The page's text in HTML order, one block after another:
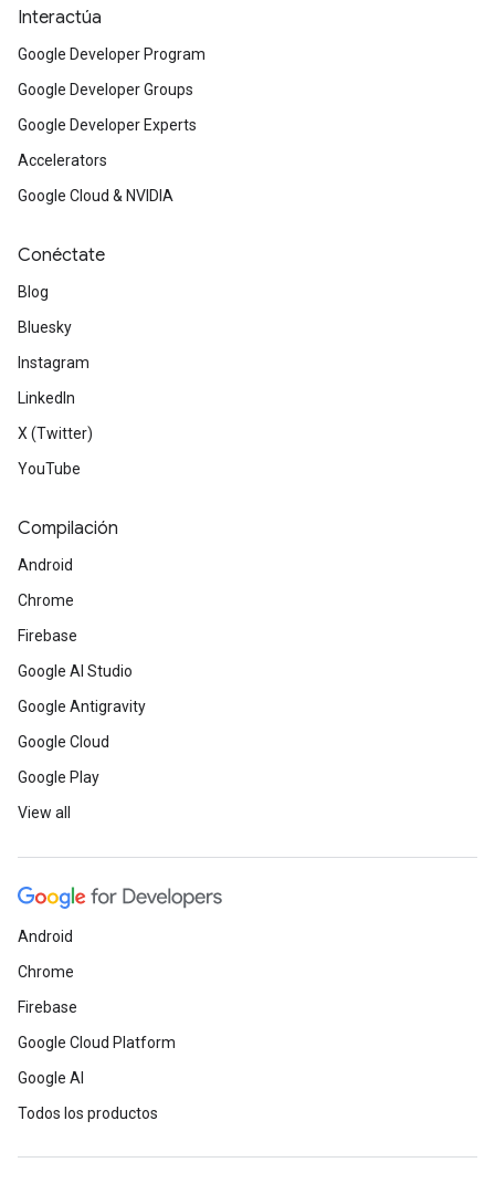
Interactúa
Google Developer Program
Google Developer Groups
Google Developer Experts
Accelerators
Google Cloud & NVIDIA
Conéctate
Blog
Bluesky
Instagram
LinkedIn
X (Twitter)
YouTube
Compilación
Android
Chrome
Firebase
Google AI Studio
Google Antigravity
Google Cloud
Google Play
View all
Android
Chrome
Firebase
Google Cloud Platform
Google AI
Todos los productos